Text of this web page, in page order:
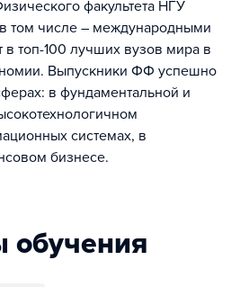
факультета НГУ
том числе – международными
в топ-100 лучших вузов мира в
Выпускники ФФ успешно
в фундаментальной и
системах, в
бизнесе.